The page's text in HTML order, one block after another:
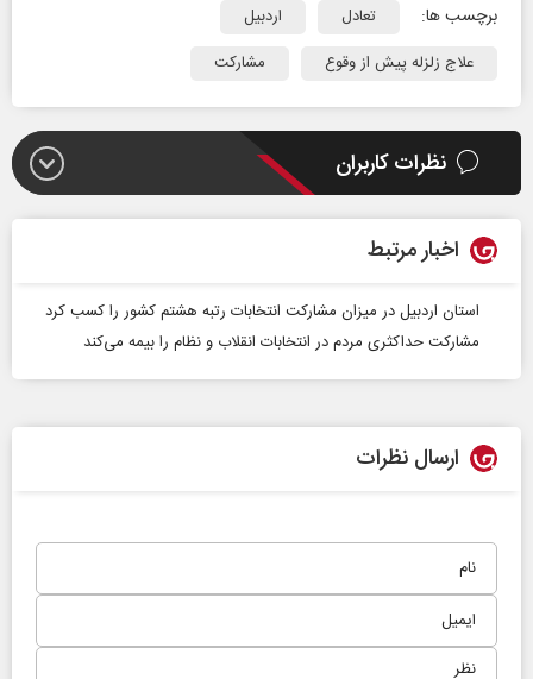
برچسب ها: تعادل
اردبیل
علاج زلزله پیش از وقوع
مشارکت
نظرات کاربران
اخبار مرتبط
استان اردبیل در میزان مشارکت انتخابات رتبه هشتم کشور را کسب کرد
مشارکت حداکثری مردم در انتخابات انقلاب و نظام را بیمه می‌کند
ارسال نظرات